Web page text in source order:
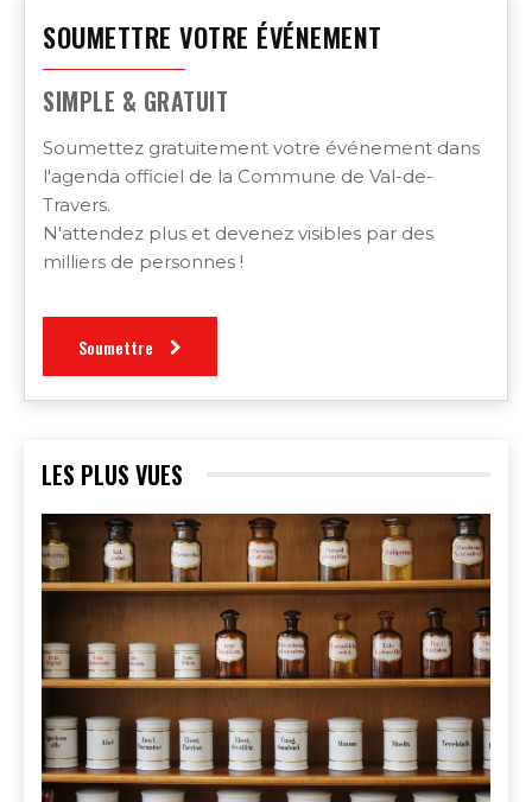
SOUMETTRE VOTRE ÉVÉNEMENT
SIMPLE & GRATUIT
Soumettez gratuitement votre événement dans
l'agenda officiel de la Commune de Val-de-
Travers.
N'attendez plus et devenez visibles par des
milliers de personnes !
Soumettre
LES PLUS VUES